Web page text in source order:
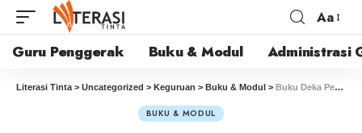
Aa
Guru Penggerak Buku & Modul Administrasi
Literasi Tinta > Uncategorized > Keguruan > Buku & Modul > Buku Deka Perdana
BUKU & MODUL